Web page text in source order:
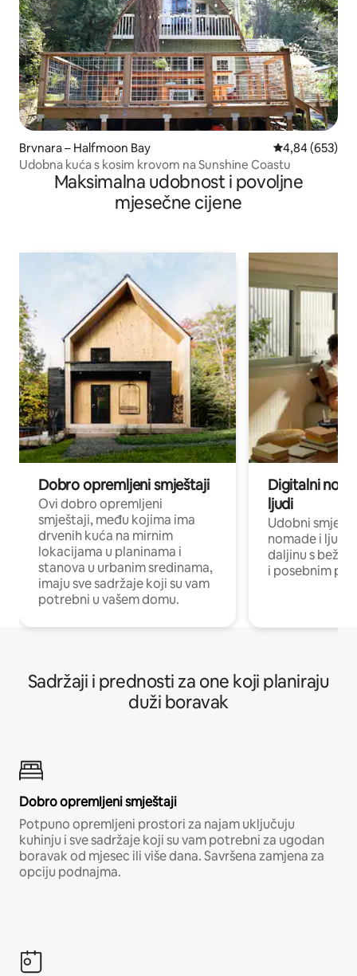
Brvnara – Halfmoon Bay Prosječna
4,84 (653)
Udobna kuća s kosim krovom na Sunshine Coastu
Maksimalna udobnost i povoljne
mjesečne cijene
Dobro opremljeni smještaji
Ovi dobro opremljeni
smještaji, među kojima ima
drvenih kuća na mirnim
lokacijama u planinama i
stanova u urbanim sredinama,
imaju sve sadržaje koji su vam
potrebni u vašem domu.
Digitalni
ljudi
Udobni
nomade i ljude
daljinu s
i posebnim
Sadržaji i prednosti za one koji planiraju
duži boravak
Dobro opremljeni smještaji
Potpuno opremljeni prostori za najam uključuju
kuhinju i sve sadržaje koji su vam potrebni za ugodan
boravak od mjesec ili više dana. Savršena zamjena za
opciju podnajma.